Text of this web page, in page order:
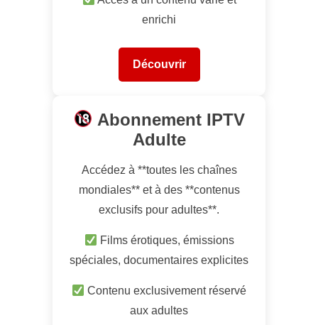
enrichi
Découvrir
Abonnement IPTV
Adulte
Accédez à **toutes les chaînes
mondiales** et à des **contenus
exclusifs pour adultes**.
Films érotiques, émissions
spéciales, documentaires explicites
Contenu exclusivement réservé
aux adultes